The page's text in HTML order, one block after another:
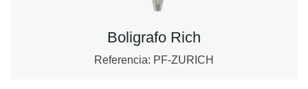
Boligrafo Rich
Referencia: PF-ZURICH